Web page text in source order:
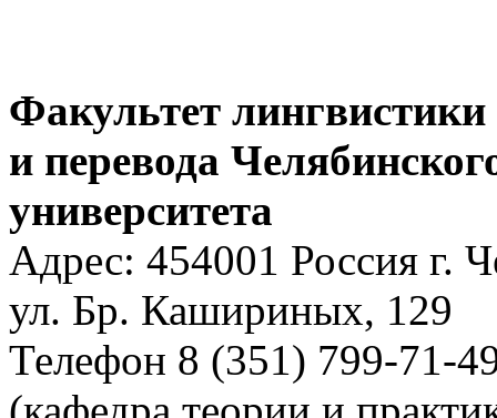
Факультет лингвистики
и перевода
университета
Адрес: 454001 Россия г.
ул. Бр. Кашириных, 129
Телефон 8 (351) 799-71-